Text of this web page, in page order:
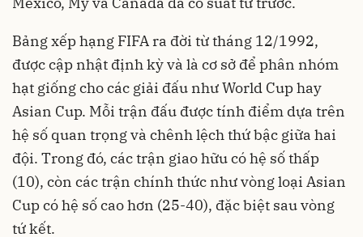
Bảng xếp hạng FIFA ra đời từ tháng 12/1992,
được cập nhật định kỳ và là cơ sở để phân nhóm
hạt giống cho các giải đấu như World Cup hay
Asian Cup. Mỗi trận đấu được tính điểm dựa trên
hệ số quan trọng và chênh lệch thứ bậc giữa hai
đội. Trong đó, các trận giao hữu có hệ số thấp
(10), còn các trận chính thức như vòng loại Asian
Cup có hệ số cao hơn (25-40), đặc biệt sau vòng
tứ kết.